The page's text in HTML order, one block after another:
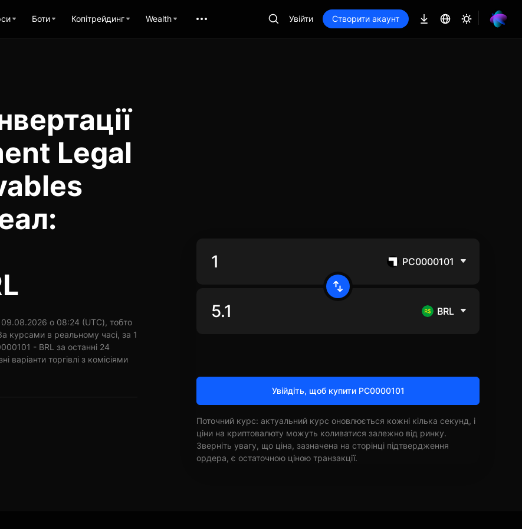
Боти Копітрейдинг Wealth Увійти Створити акаунт
Legal
о 08:24 (UTC), тобто
курсами в реальному часі, за 1
- BRL за останні 24
варіанти торгівлі з комісіями
PC0000101
BRL
Увійдіть, щоб купити PC0000101
Поточний курс: актуальний курс оновлюється кожні кілька секунд, і
ціни на криптовалюту можуть коливатися залежно від ринку.
Зверніть увагу, що ціна, зазначена на сторінці підтвердження
ордера, є остаточною ціною транзакції.